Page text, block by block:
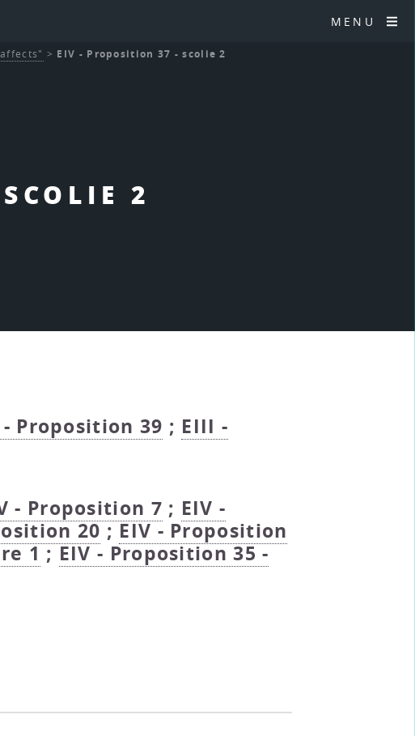
MENU
2
> EIV - Proposition 37 - scolie 2
Proposition 39 ; EIII -
- Proposition 7 ; EIV -
20 ; EIV - Proposition
1 ; EIV - Proposition 35 -